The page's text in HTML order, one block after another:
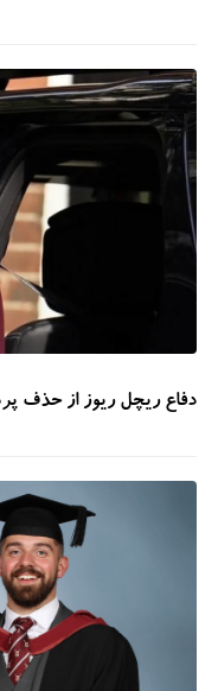
دفاع ریچل ریوز از حذف